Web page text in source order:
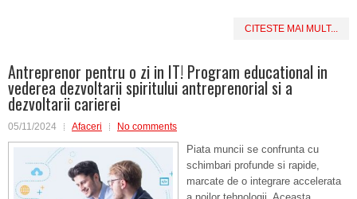
CITESTE MAI MULT...
Antreprenor pentru o zi in IT! Program educational in
vederea dezvoltarii spiritului antreprenorial si a
dezvoltarii carierei
05/11/2024 Afaceri No comments
Piata muncii se confrunta cu
schimbari profunde si rapide,
marcate de o integrare accelerata